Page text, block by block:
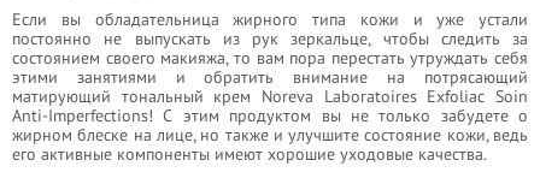
Если вы обладательница жирного типа кожи и уже устали
постоянно не выпускать из рук зеркальце, чтобы следить за
состоянием своего макияжа, то вам пора перестать утруждать себя
этими занятиями и обратить внимание на потрясающий
матирующий тональный крем Noreva Laboratoires Exfoliac Soin
Anti-Imperfections! С этим продуктом вы не только забудете о
жирном блеске на лице, но также и улучшите состояние кожи, ведь
его активные компоненты имеют хорошие уходовые качества.